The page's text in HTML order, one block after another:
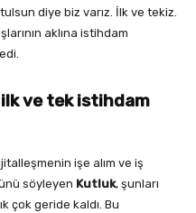
diye biz varız. İlk ve tekiz.
aklına istihdam
ve tek istihdam
işe alım ve iş
söyleyen Kutluk, şunları
çok geride kaldı. Bu